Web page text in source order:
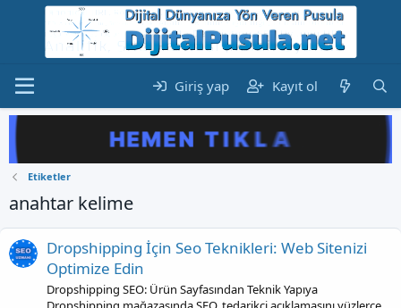
Giriş yap Kayıt ol
Etiketler
anahtar kelime
Dropshipping İçin Seo Teknikleri: Web Sitenizi
Optimize Edin
Dropshipping SEO: Ürün Sayfasından Teknik Yapıya